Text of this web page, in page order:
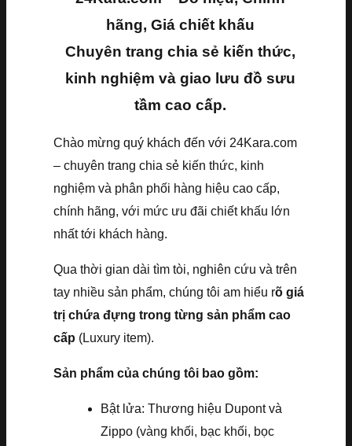
hãng, Giá chiết khấu
Chuyên trang chia sẻ kiến thức,
kinh nghiệm và giao lưu đồ sưu
tầm cao cấp.
Chào mừng quý khách đến với 24Kara.com
– chuyên trang chia sẻ kiến thức, kinh
nghiệm và phân phối hàng hiệu cao cấp,
chính hãng, với mức ưu đãi chiết khấu lớn
nhất tới khách hàng.
Qua thời gian dài tìm tòi, nghiên cứu và trên
tay nhiều sản phẩm, chúng tôi am hiểu rõ giá
trị chứa đựng trong từng sản phẩm cao
cấp (Luxury item).
Sản phẩm của chúng tôi bao gồm:
Bật lửa: Thương hiệu Dupont và
Zippo (vàng khối, bạc khối, bọc